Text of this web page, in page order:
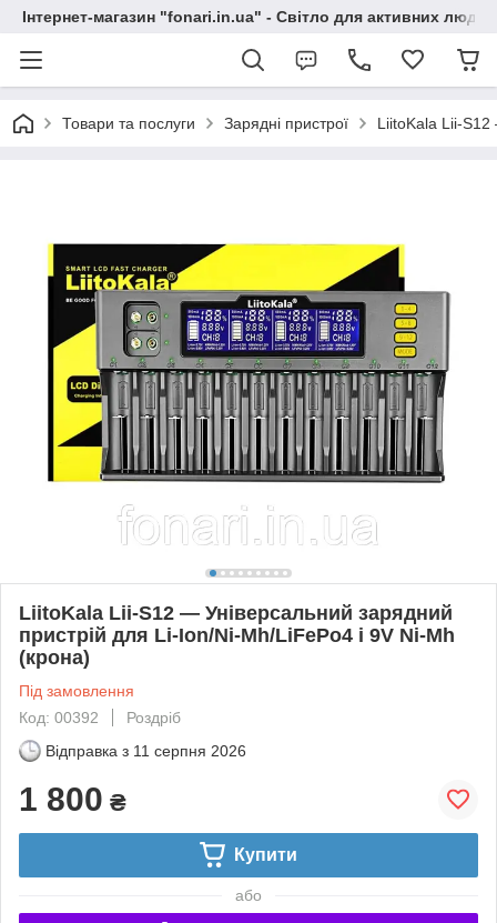
Інтернет-магазин "fonari.in.ua" - Світло для активних людей
Товари та послуги Зарядні пристрої LiitoKala Lii-S12
LiitoKala Lii-S12 — Універсальний зарядний
пристрій для Li-Ion/Ni-Mh/LiFePo4 і 9V Ni-Mh
(крона)
Під замовлення
Код: 00392
Роздріб
Відправка з 11 серпня 2026
1 800 ₴
Купити
або